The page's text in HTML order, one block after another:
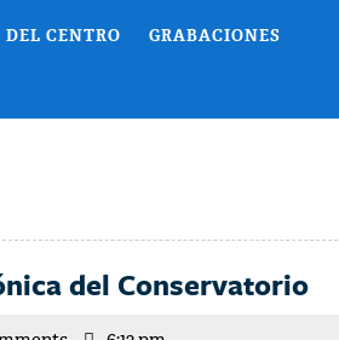
CENTRO GRABACIONES
del Conservatorio